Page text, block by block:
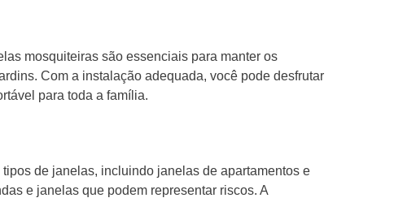
mosquiteiras são essenciais para manter os
Com a instalação adequada, você pode desfrutar
para toda a família.
de janelas, incluindo janelas de apartamentos e
e janelas que podem representar riscos. A